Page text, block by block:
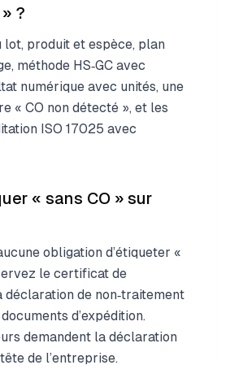
?
produit et espèce, plan
méthode HS‑GC avec
numérique avec unités, une
« CO non détecté », et les
ISO 17025 avec
« sans CO » sur
obligation d’étiqueter «
le certificat de
de non‑traitement
d’expédition.
demandent la déclaration
de l’entreprise.